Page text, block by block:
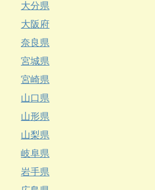
大分県
大阪府
奈良県
宮城県
宮崎県
山口県
山形県
山梨県
岐阜県
岩手県